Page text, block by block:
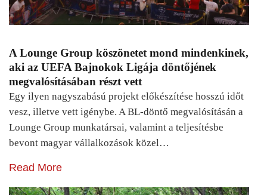
A Lounge Group köszönetet mond mindenkinek,
aki az UEFA Bajnokok Ligája döntőjének
megvalósításában részt vett
Egy ilyen nagyszabású projekt előkészítése hosszú időt
vesz, illetve vett igénybe. A BL-döntő megvalósításán a
Lounge Group munkatársai, valamint a teljesítésbe
bevont magyar vállalkozások közel…
Read More